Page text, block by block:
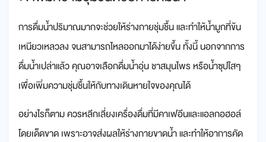
การดื่มน้ำปริมาณมากจะช่วยให้ร่างกายชุ่มชื้น และทำให้น้ำมูกที่ข้น
เหนียวเหลวลง จนสามารถไหลออกมาได้ง่ายขึ้น ทั้งนี้ นอกจากการ
ดื่มน้ำเปล่าแล้ว คุณอาจเลือกดื่มน้ำอุ่น ชาสมุนไพร หรือน้ำซุปใสๆ
เพื่อเพิ่มความชุ่มชื้นให้กับทางเดินหายใจของคุณได้
อย่างไรก็ตาม ควรหลีกเลี่ยงเครื่องดื่มที่มีคาเฟอีนและแอลกอฮอล์
โดยเด็ดขาด เพราะอาจส่งผลให้ร่างกายขาดน้ำ และทำให้อาการคัด